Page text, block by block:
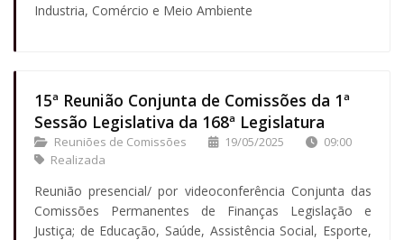
Industria, Comércio e Meio Ambiente
15ª Reunião Conjunta de Comissões da 1ª
Sessão Legislativa da 168ª Legislatura
Reuniões de Comissões 19/05/2025
09:00
Realizada
Reunião presencial/ por videoconferência Conjunta das
Comissões Permanentes de Finanças Legislação e
Justiça; de Educação, Saúde, Assistência Social, Esporte,